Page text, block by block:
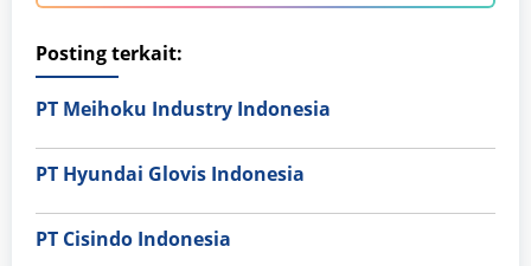
Posting terkait:
PT Meihoku Industry Indonesia
PT Hyundai Glovis Indonesia
PT Cisindo Indonesia